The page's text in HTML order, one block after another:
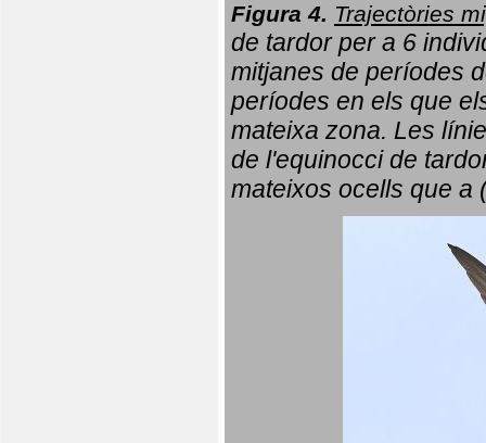
Figura 4. Trajectòries
de tardor per a 6
mitjanes de períodes
períodes en els que
mateixa zona. Les
de l'equinocci de
mateixos ocells que a